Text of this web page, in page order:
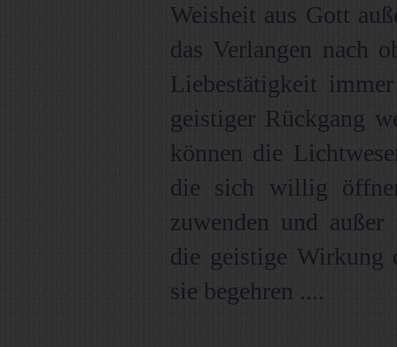
Weisheit aus Gott
das Verlangen nach
Liebestätigkeit
geistiger Rückgang
können die
die sich willig
zuwenden und
die geistige Wirkung
sie begehren ....